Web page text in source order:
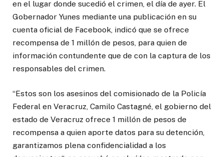
en el lugar donde sucedió el crimen, el día de ayer. El
Gobernador Yunes mediante una publicación en su
cuenta oficial de Facebook, indicó que se ofrece
recompensa de 1 millón de pesos, para quien de
información contundente que de con la captura de los
responsables del crimen.
“Estos son los asesinos del comisionado de la Policía
Federal en Veracruz, Camilo Castagné, el gobierno del
estado de Veracruz ofrece 1 millón de pesos de
recompensa a quien aporte datos para su detención,
garantizamos plena confidencialidad a los